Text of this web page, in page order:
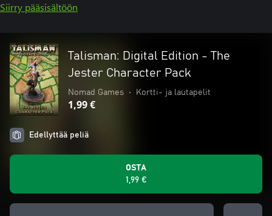
Siirry pääsisältöön
Talisman: Digital Edition - The
Jester Character Pack
Nomad Games • Kortti- ja lautapelit
1,99 €
Edellyttää peliä
OSTA
1,99 €